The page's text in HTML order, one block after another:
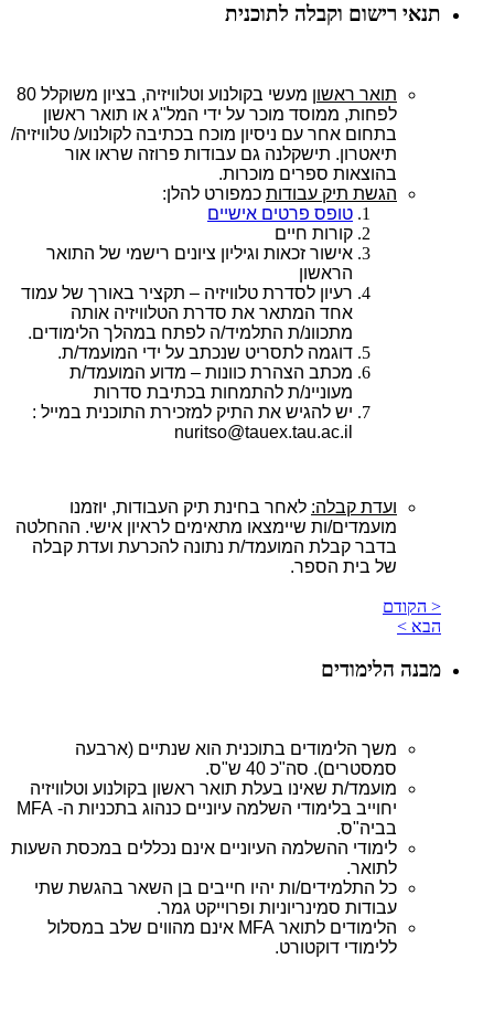
תנאי רישום וקבלה לתוכנית
תואר ראשון מעשי בקולנוע וטלוויזיה, בציון משוקלל
לפחות, ממוסד מוכר על ידי המל"ג או תואר ראשון
בתחום אחר עם ניסיון מוכח בכתיבה לקולנוע/ טלוויזיה/
תיאטרון. תישקלנה גם עבודות פרוזה שראו אור
בהוצאות ספרים מוכרות.
הגשת תיק עבודות כמפורט להלן:
טופס פרטים אישיים
קורות חיים
אישור זכאות וגיליון ציונים רישמי של התואר
הראשון
רעיון לסדרת טלוויזיה – תקציר באורך של עמוד
אחד המתאר את סדרת הטלוויזיה אותה
מתכוונ/ת התלמיד/ה לפתח במהלך הלימודים.
דוגמה לתסריט שנכתב על ידי המועמד/ת.
מכתב הצהרת כוונות – מדוע המועמד/ת
מעוניינ/ת להתמחות בכתיבת סדרות
יש להגיש את התיק למזכירת התוכנית במייל :
nuritso@tauex.tau.ac.il
ועדת קבלה: לאחר בחינת תיק העבודות, יוזמנו
מועמדים/ות שיימצאו מתאימים לראיון אישי. ההחלטה
בדבר קבלת המועמד/ת נתונה להכרעת ועדת קבלה
של בית הספר.
< הקודם
הבא >
מבנה הלימודים
משך הלימודים בתוכנית הוא שנתיים (ארבעה
סמסטרים). סה"כ 40 ש"ס.
מועמד/ת שאינו בעלת תואר ראשון בקולנוע וטלוויזיה
יחוייב בלימודי השלמה עיוניים כנהוג בתכניות ה- MFA
בביה"ס.
לימודי ההשלמה העיוניים אינם נכללים במכסת השעות
לתואר.
כל התלמידים/ות יהיו חייבים בן השאר בהגשת שתי
עבודות סמינריוניות ופרוייקט גמר.
הלימודים לתואר אינם מהווים שלב במסלול
ללימודי דוקטורט.